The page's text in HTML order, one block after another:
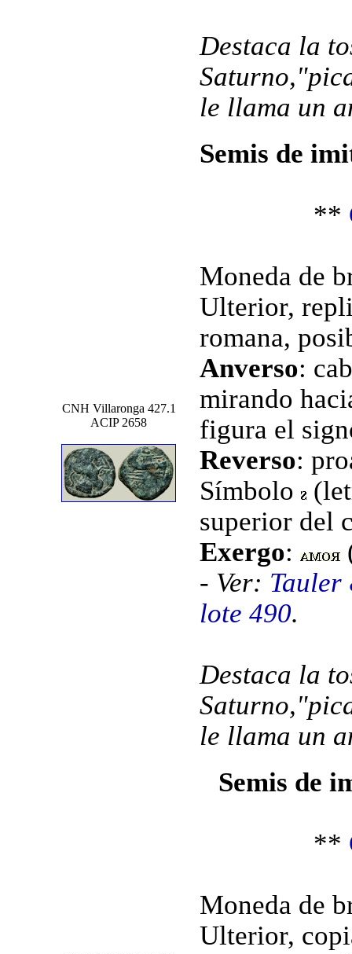
Destaca la
le llama un
CNH Villaronga 427.1
ACIP 2658
Semis de
**
Moneda de
Ulterior,
romana,
Anverso:
mirando
figura el
Reverso:
Símbolo
superior del
Exergo:
- Ver: Tauler
lote 490.
Destaca la
le llama un
Semis de
**
Moneda de
Ulterior,